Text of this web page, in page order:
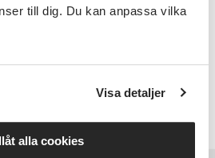
till dig. Du kan anpassa vilka
Visa detaljer
alla cookies
för ledare hos SV. Vi
matallergi vid